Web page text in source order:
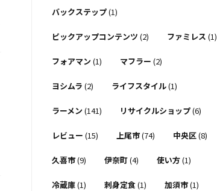
バックステップ(1)
ピックアップコンテンツ (2) ファミレス (1)
フォアマン (1) マフラー (2)
ヨシムラ (2) ライフスタイル(1)
ラーメン (141) リサイクルショップ(6)
レビュー (15) 上尾市(74) 中央区(8)
久喜市(9) 伊奈町(4) 使い方(1)
冷蔵庫(1) 刺身定食(1) 加須市(1)